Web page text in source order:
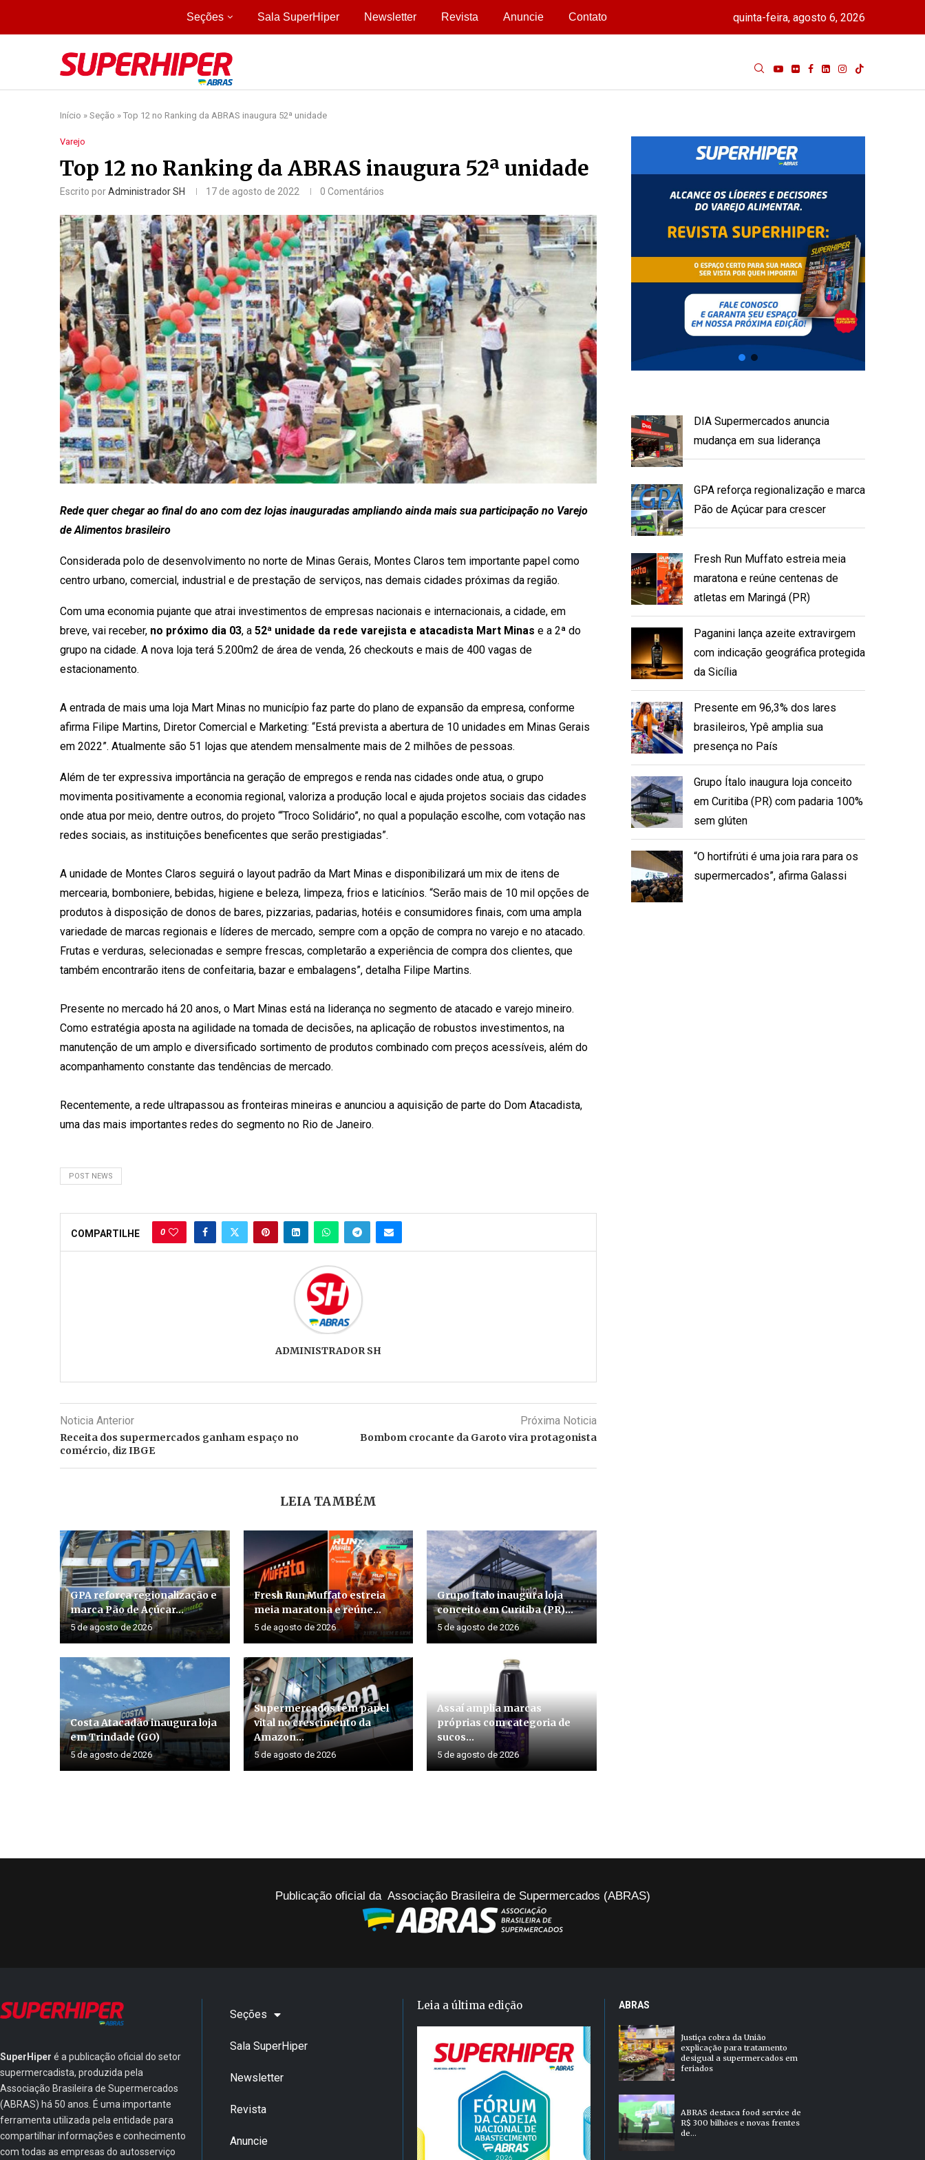
Seções Sala SuperHiper Newsletter Revista Anuncie Contato quinta-feira, agosto 6, 2026
Início » Seção » Top 12 no Ranking da ABRAS inaugura 52ª unidade
Varejo
Top 12 no Ranking da ABRAS inaugura 52ª unidade
Escrito porAdministrador SH 17 de agosto de 2022 0 Comentários
Rede quer chegar ao final do ano com dez lojas inauguradas ampliando ainda mais sua participação no Varejo
de Alimentos brasileiro
Considerada polo de desenvolvimento no norte de Minas Gerais, Montes Claros tem importante papel como
centro urbano, comercial, industrial e de prestação de serviços, nas demais cidades próximas da região.
Com uma economia pujante que atrai investimentos de empresas nacionais e internacionais, a cidade, em
breve, vai receber, no próximo dia 03, a 52ª unidade da rede varejista e atacadista Mart Minas e a 2ª do
grupo na cidade. A nova loja terá 5.200m2 de área de venda, 26 checkouts e mais de 400 vagas de
estacionamento.
A entrada de mais uma loja Mart Minas no município faz parte do plano de expansão da empresa, conforme
afirma Filipe Martins, Diretor Comercial e Marketing: “Está prevista a abertura de 10 unidades em Minas Gerais
em 2022”. Atualmente são 51 lojas que atendem mensalmente mais de 2 milhões de pessoas.
Além de ter expressiva importância na geração de empregos e renda nas cidades onde atua, o grupo
movimenta positivamente a economia regional, valoriza a produção local e ajuda projetos sociais das cidades
onde atua por meio, dentre outros, do projeto “‘Troco Solidário”, no qual a população escolhe, com votação nas
redes sociais, as instituições beneficentes que serão prestigiadas”.
A unidade de Montes Claros seguirá o layout padrão da Mart Minas e disponibilizará um mix de itens de
mercearia, bomboniere, bebidas, higiene e beleza, limpeza, frios e laticínios. “Serão mais de 10 mil opções de
produtos à disposição de donos de bares, pizzarias, padarias, hotéis e consumidores finais, com uma ampla
variedade de marcas regionais e líderes de mercado, sempre com a opção de compra no varejo e no atacado.
Frutas e verduras, selecionadas e sempre frescas, completarão a experiência de compra dos clientes, que
também encontrarão itens de confeitaria, bazar e embalagens”, detalha Filipe Martins.
Presente no mercado há 20 anos, o Mart Minas está na liderança no segmento de atacado e varejo mineiro.
Como estratégia aposta na agilidade na tomada de decisões, na aplicação de robustos investimentos, na
manutenção de um amplo e diversificado sortimento de produtos combinado com preços acessíveis, além do
acompanhamento constante das tendências de mercado.
Recentemente, a rede ultrapassou as fronteiras mineiras e anunciou a aquisição de parte do Dom Atacadista,
uma das mais importantes redes do segmento no Rio de Janeiro.
POST NEWS
COMPARTILHE 0
ADMINISTRADOR SH
Noticia Anterior
Receita dos supermercados ganham espaço no
comércio, diz IBGE
Próxima Noticia
Bombom crocante da Garoto vira protagonista
LEIA TAMBÉM
GPA reforça regionalização e
marca Pão de Açúcar...
5 de agosto de 2026
Fresh Run Muffato estreia
meia maratona e reúne...
5 de agosto de 2026
Grupo Ítalo inaugura loja
conceito em Curitiba (PR)...
5 de agosto de 2026
Costa Atacadão inaugura loja
em Trindade (GO)
5 de agosto de 2026
Supermercados têm papel
vital no crescimento da
Amazon...
5 de agosto de 2026
Assaí amplia marcas
próprias com categoria de
sucos...
5 de agosto de 2026
DIA Supermercados anuncia
mudança em sua liderança
GPA reforça regionalização e marca
Pão de Açúcar para crescer
Fresh Run Muffato estreia meia
maratona e reúne centenas de
atletas em Maringá (PR)
Paganini lança azeite extravirgem
com indicação geográfica protegida
da Sicília
Presente em 96,3% dos lares
brasileiros, Ypê amplia sua
presença no País
Grupo Ítalo inaugura loja conceito
em Curitiba (PR) com padaria 100%
sem glúten
“O hortifrúti é uma joia rara para os
supermercados”, afirma Galassi
Publicação oficial da Associação Brasileira de Supermercados (ABRAS)
SuperHiper é a publicação oficial do setor
supermercadista, produzida pela
Associação Brasileira de Supermercados
(ABRAS) há 50 anos. É uma importante
ferramenta utilizada pela entidade para
compartilhar informações e conhecimento
com todas as empresas do autosserviço
Seções
Sala SuperHiper
Newsletter
Revista
Anuncie
Leia a última edição ABRAS
Justiça cobra da União
explicação para tratamento
desigual a supermercados em
feriados
ABRAS destaca food service de
R$ 300 bilhões e novas frentes
de...